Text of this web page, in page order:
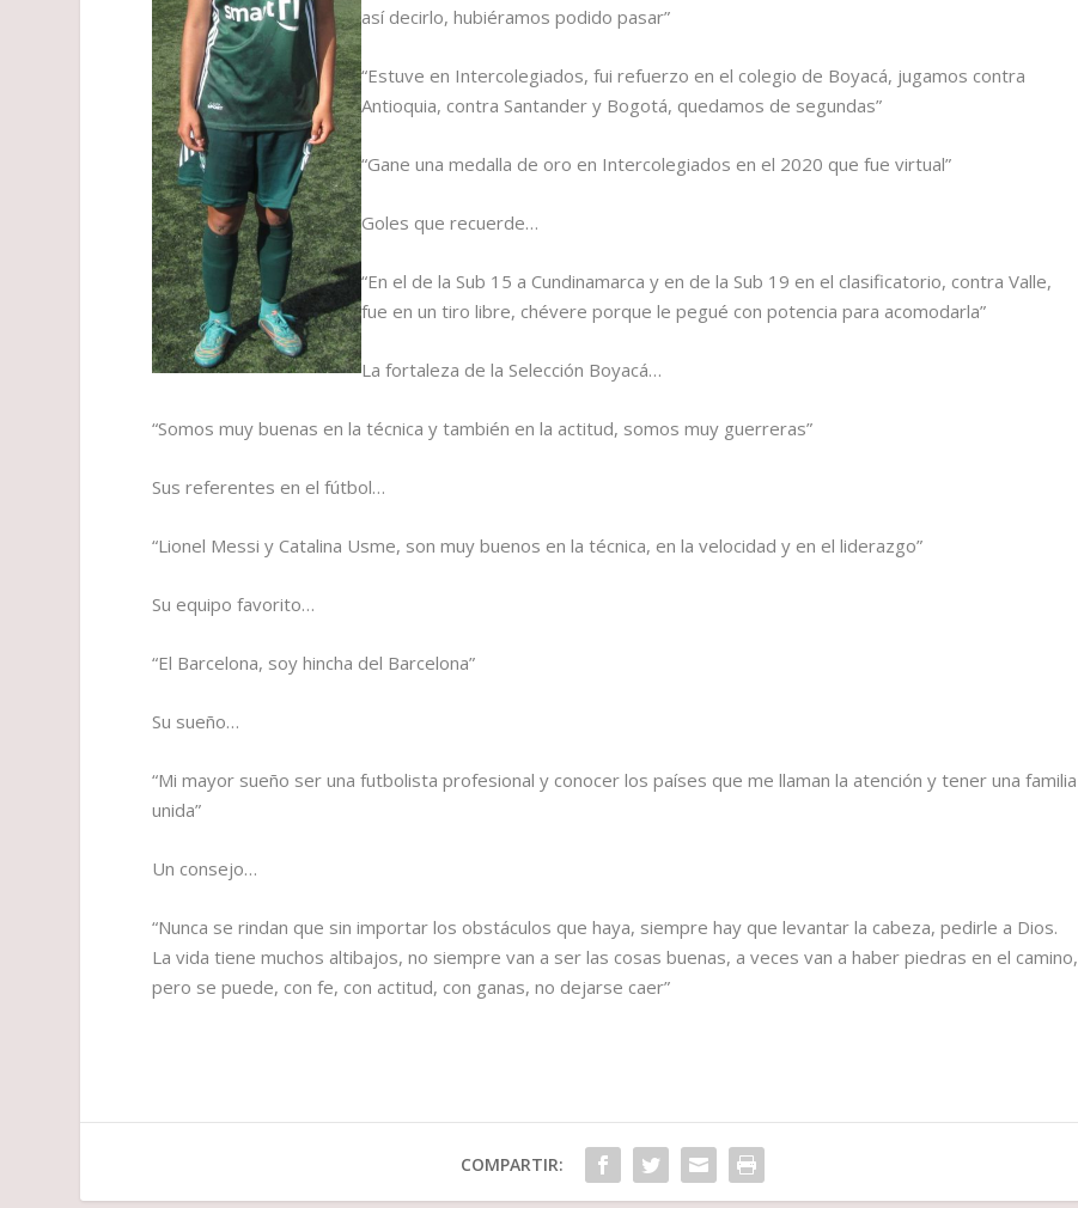
así decirlo, hubiéramos podido pasar”
“Estuve en Intercolegiados, fui refuerzo en el colegio de Boyacá, jugamos contra
Antioquia, contra Santander y Bogotá, quedamos de segundas”
“Gane una medalla de oro en Intercolegiados en el 2020 que fue virtual”
Goles que recuerde…
“En el de la Sub 15 a Cundinamarca y en de la Sub 19 en el clasificatorio, contra Valle,
fue en un tiro libre, chévere porque le pegué con potencia para acomodarla”
La fortaleza de la Selección Boyacá…
“Somos muy buenas en la técnica y también en la actitud, somos muy guerreras”
Sus referentes en el fútbol…
“Lionel Messi y Catalina Usme, son muy buenos en la técnica, en la velocidad y en el liderazgo”
Su equipo favorito…
“El Barcelona, soy hincha del Barcelona”
Su sueño…
“Mi mayor sueño ser una futbolista profesional y conocer los países que me llaman la atención y tener una familia
unida”
Un consejo…
“Nunca se rindan que sin importar los obstáculos que haya, siempre hay que levantar la cabeza, pedirle a Dios.
La vida tiene muchos altibajos, no siempre van a ser las cosas buenas, a veces van a haber piedras en el camino,
pero se puede, con fe, con actitud, con ganas, no dejarse caer”
COMPARTIR: